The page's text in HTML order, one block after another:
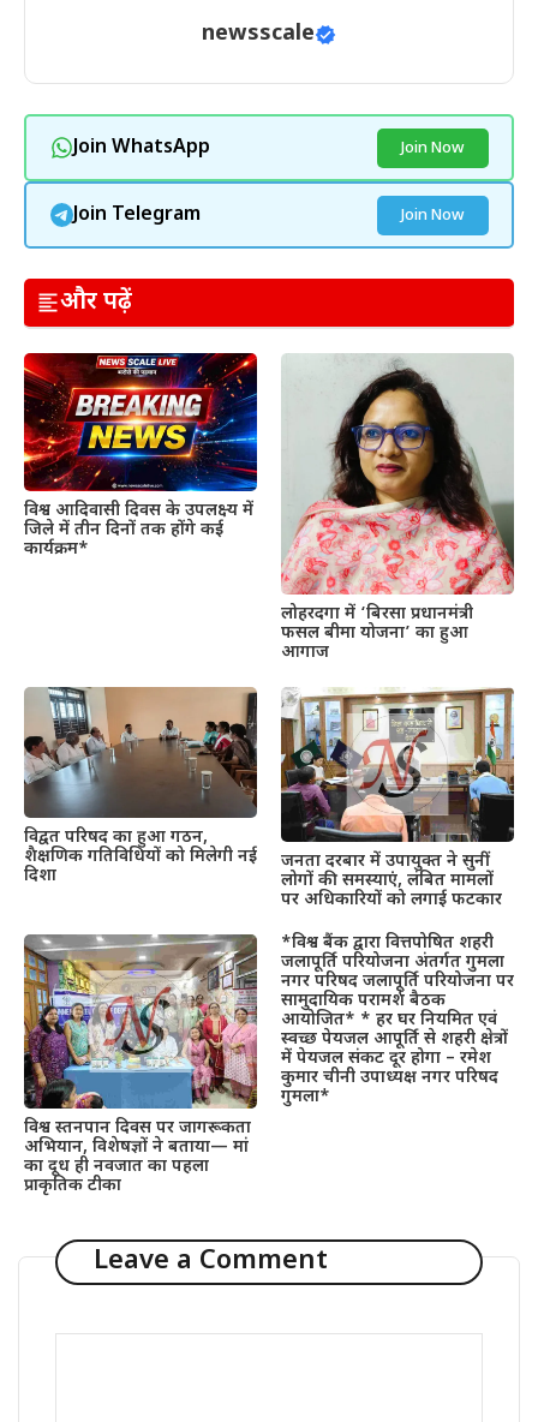
newsscale
Join WhatsApp Join Now
Join Telegram Join Now
और पढ़ें
विश्व आदिवासी दिवस के उपलक्ष्य में
जिले में तीन दिनों तक होंगे कई
कार्यक्रम*
लोहरदगा में ‘बिरसा प्रधानमंत्री
फसल बीमा योजना’ का हुआ
आगाज
विद्वत परिषद का हुआ गठन,
शैक्षणिक गतिविधियों को मिलेगी नई
दिशा
जनता दरबार में उपायुक्त ने सुनीं
लोगों की समस्याएं, लंबित मामलों
पर अधिकारियों को लगाई फटकार
विश्व स्तनपान दिवस पर जागरूकता
अभियान, विशेषज्ञों ने बताया— मां
का दूध ही नवजात का पहला
प्राकृतिक टीका
*विश्व बैंक द्वारा वित्तपोषित शहरी
जलापूर्ति परियोजना अंतर्गत गुमला
नगर परिषद जलापूर्ति परियोजना पर
सामुदायिक परामर्श बैठक
आयोजित* * हर घर नियमित एवं
स्वच्छ पेयजल आपूर्ति से शहरी क्षेत्रों
में पेयजल संकट दूर होगा – रमेश
कुमार चीनी उपाध्यक्ष नगर परिषद
गुमला*
Leave a Comment